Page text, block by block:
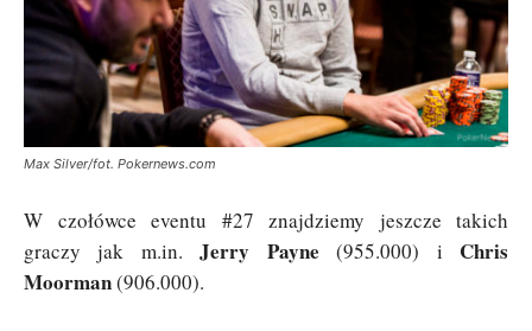
Max Silver/fot. Pokernews.com
W czołówce eventu #27 znajdziemy jeszcze takich
graczy jak m.in.Jerry Payne (955.000) i Chris
Moorman(906.000).